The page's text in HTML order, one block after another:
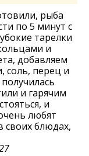
рыба
по 5 минут с
тарелки
и
добавляем
соль, перец и
и гарячим
и
любят
своих блюдах,